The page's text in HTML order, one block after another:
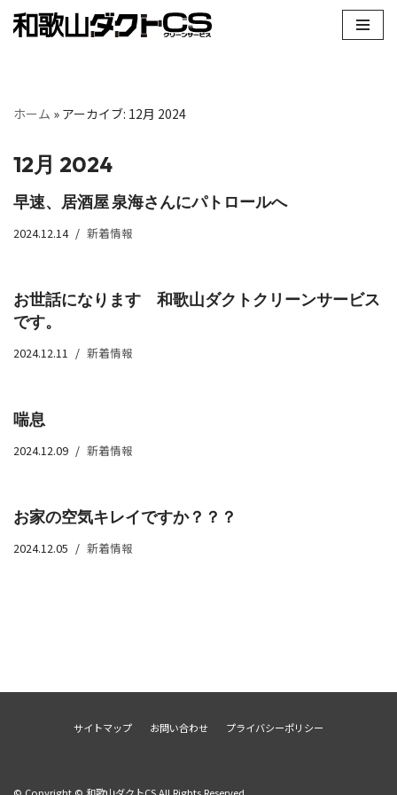
ン
へ
キ
ッ
ホーム » アーカイブ: 12月 2024
12月 2024
早速、居酒屋 泉海さんにパトロールへ
2024.12.14 新着情報
お世話になります 和歌山ダクトクリーンサービス
です。
2024.12.11 新着情報
喘息
2024.12.09 新着情報
お家の空気キレイですか？？？
2024.12.05 新着情報
サイトマップ お問い合わせ プライバシーポリシー